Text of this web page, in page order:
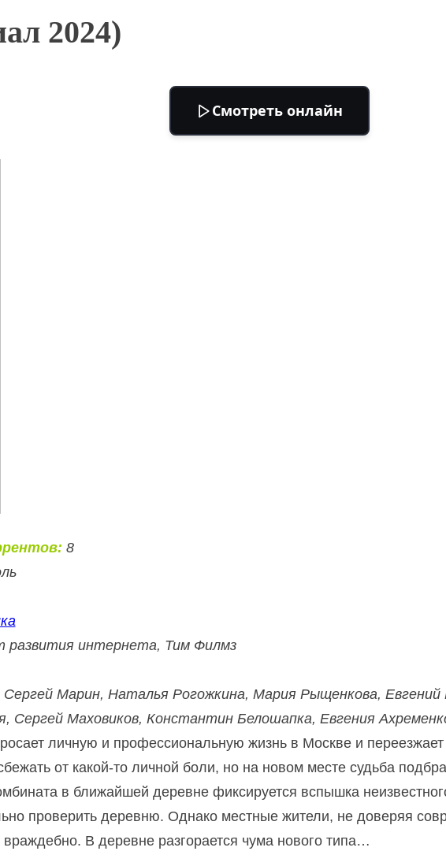
2024)
Смотреть онлайн
8
интернета, Тим Филмз
Сергей Марин, Наталья Рогожкина, Мария Рыщенкова,
Сергей Маховиков, Константин Белошапка, Евгения
личную и профессиональную жизнь в Москве и переезжает
от какой-то личной боли, но на новом месте судьба
в ближайшей деревне фиксируется вспышка
проверить деревню. Однако местные жители, не доверяя
враждебно. В деревне разгорается чума нового типа…